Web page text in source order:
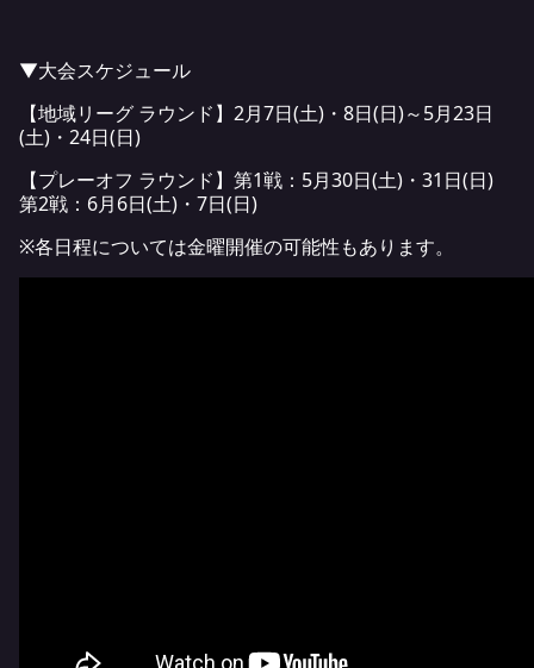
▼大会スケジュール
【地域リーグ ラウンド】2月7日(土)・8日(日)～5月23日
(土)・24日(日)
【プレーオフ ラウンド】第1戦：5月30日(土)・31日(日)
第2戦：6月6日(土)・7日(日)
※各日程については金曜開催の可能性もあります。